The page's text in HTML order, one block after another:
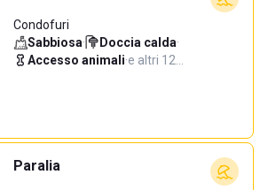
Condofuri
Sabbiosa· Doccia calda·
Accesso animali·e altri 12…
Paralia